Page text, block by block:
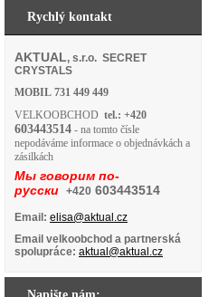
Rychlý kontakt
AKTUAL, s.r.o. SECRET
CRYSTALS
MOBIL 731 449 449
VELKOOBCHOD tel.: +420
603443514 - na tomto čísle
nepodáváme informace o objednávkách a
zásilkách
Мы говорим по-
русски +420 603443514
Email: elisa@aktual.cz
Email velkoobchod a partnerská
spolupráce: aktual@aktual.cz